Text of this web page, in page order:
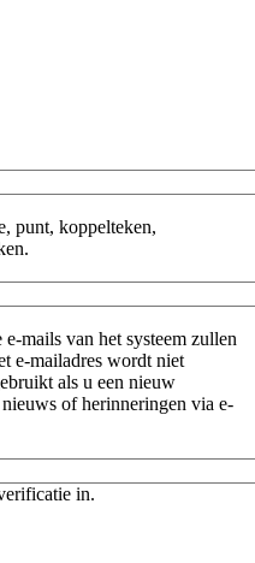
punt, koppelteken,
mails van het systeem zullen
e-mailadres wordt niet
als u een nieuw
of herinneringen via e-
in.